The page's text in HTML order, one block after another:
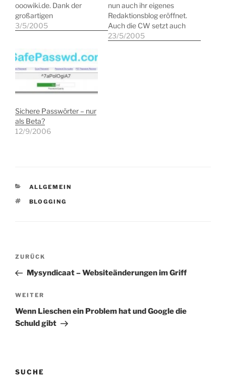
ooowiki.de. Dank der
großartigen
Unterstützung der
Domain und den Traffic
bezahlen zu können!
3/5/2005
nun auch ihr eigenes
Redaktionsblog eröffnet.
Auch die CW setzt auch
WordPress. Die
23/5/2005
Sichere Passwörter – nur
als Beta?
12/9/2006
KATEGORIEN
ALLGEMEIN
SCHLAGWÖRTER
BLOGGING
Beitragsnavigation
Vorheriger
Beitrag
ZURÜCK
Mysyndicaat – Websiteänderungen im Griff
Nächster
Beitrag
WEITER
Wenn Lieschen ein Problem hat und Google die
Schuld gibt
SUCHE